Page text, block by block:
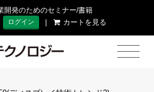
開発のためのセミナー/書籍
ログイン | カートを見る